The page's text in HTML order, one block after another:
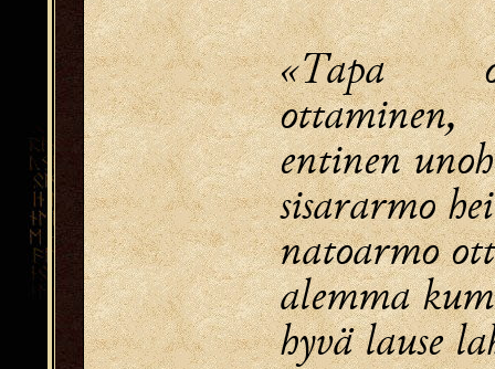
«Tapa
ottaminen,
entinen
sisararmo
natoarmo
alemma
hyvä lause